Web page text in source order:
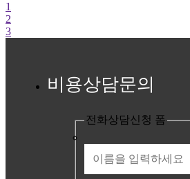
1
2
3
비용상담문의
전화상담신청 폼